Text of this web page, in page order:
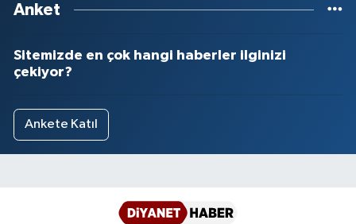
Anket
Sitemizde en çok hangi haberler ilginizi
çekiyor?
Ankete Katıl